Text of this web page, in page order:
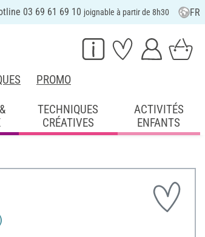
03 69 61 69 10 joignable à partir de 8h30 FR
PROMO
TECHNIQUES
CRÉATIVES
ACTIVITÉS
ENFANTS